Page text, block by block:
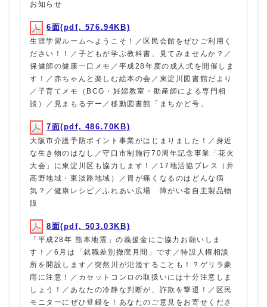
お知らせ
6面(pdf, 576.94KB)
生涯学習ルームへようこそ！／区民会館をぜひご利用く
ださい！！／子どもが学ぶ教科書、見てみませんか？／
保健師の健康一口メモ／平成28年度の成人式を開催しま
す！／赤ちゃんと楽しむ絵本の会／東淀川図書館だより
／子育てメモ（BCG・妊婦教室・助産師による専門相
談）／見まもるデー／移動図書館「まちかど号」
7面(pdf, 486.70KB)
大阪市介護予防ポイント事業がはじまりました！／身近
な生き物のはなし／守口市制施行70周年記念事業「花火
大会」に東淀川区も協力します！／17地活協プレス（井
高野地域・東淡路地域）／胃が痛くなるのはどんな病
気？／健康レシピ／ふれあい広場 障がい者自主製品物
販
8面(pdf, 503.03KB)
「平成28年 熊本地震」の義援金にご協力お願いしま
す！／6月は「就職差別撤廃月間」です／特設人権相談
所を開設します／突然川が氾濫することも！？ゲリラ豪
雨に注意！／カセットコンロの取扱いには十分注意しま
しょう！／あなたの冷静な判断が、詐欺を撃退！／区民
モニターにぜひ登録を！あなたのご意見をお寄せくださ